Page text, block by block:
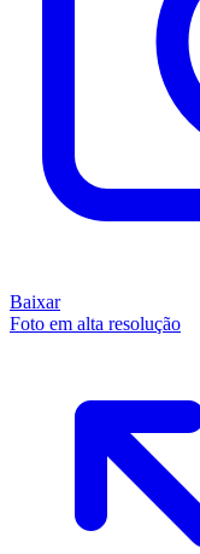
Baixar
Foto em alta resolução